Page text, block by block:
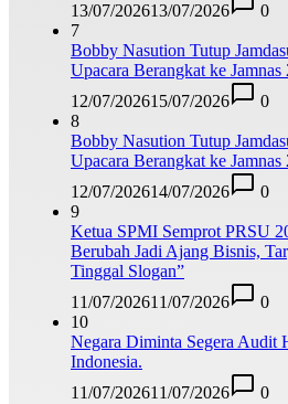
13/07/202613/07/2026
0
7
Bobby Nasution Tutup
Upacara Berangkat ke Jamnas
12/07/202615/07/2026
0
8
Bobby Nasution Tutup
Upacara Berangkat ke Jamnas
12/07/202614/07/2026
0
9
Ketua SPMI Semprot PRSU
Berubah Jadi Ajang Bisnis,
Tinggal Slogan”
11/07/202611/07/2026
0
10
Negara Diminta Segera Audit
Indonesia.
11/07/202611/07/2026 0